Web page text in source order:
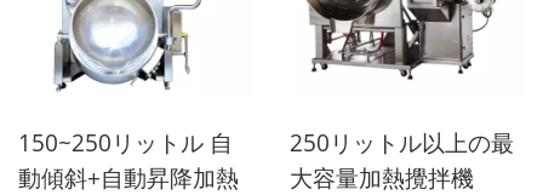
150~250リットル 自
動傾斜+自動昇降加熱
250リットル以上の最
大容量加熱攪拌機